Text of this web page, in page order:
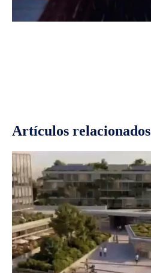
Artículos relacionados